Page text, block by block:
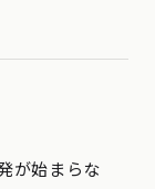
が始まらな